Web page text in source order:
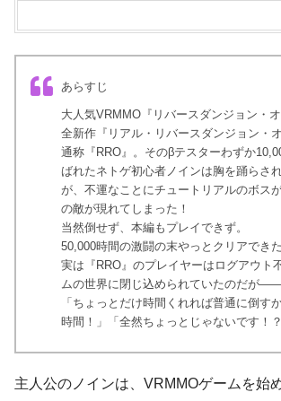
あらすじ
大人気VRMMO『リバースダンジョン・
全新作『リアル・リバースダンジョン
通称『RRO』。そのβテスターわずか
ばれたネトゲ初心者ノインは胸を踊ら
が、不運なことにチュートリアルのボス
の敵が現れてしまった！
当然倒せず、本編もプレイできず。
50,000時間の激闘の末やっとクリアでき
実は『RRO』のプレイヤーはログアウト
ムの世界に閉じ込められていたのだが
「ちょっとだけ時間くれれば普通に倒
時間！」「全然ちょっとじゃないです！？
主人公のノインは、VRMMOゲームを始